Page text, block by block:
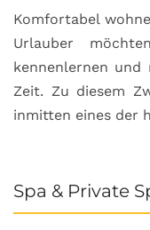
Komfortabel
Urlauber
kennenlernen und
Zeit. Zu diesem
inmitten eines der
Spa & Private